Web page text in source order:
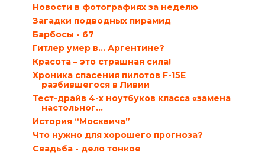
Новости в фотографиях за неделю
Загадки подводных пирамид
Барбосы - 67
Гитлер умер в… Аргентине?
Красота – это страшная сила!
Хроника спасения пилотов F-15E
разбившегося в Ливии
Тест-драйв 4-х ноутбуков класса «замена
настольног...
История “Москвича”
Что нужно для хорошего прогноза?
Свадьба - дело тонкое